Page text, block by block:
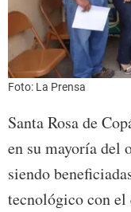
Foto: La Prensa
Santa Rosa de
en su mayoría del
siendo
tecnológico con el